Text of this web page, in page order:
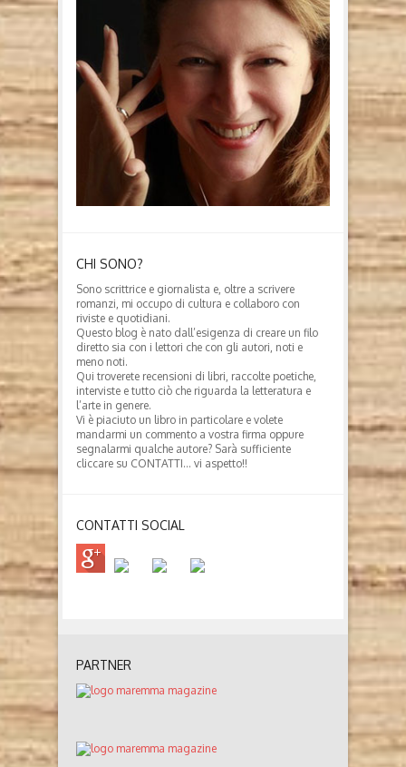
CHI SONO?
Sono scrittrice e giornalista e, oltre a scrivere
romanzi, mi occupo di cultura e collaboro con
riviste e quotidiani.
Questo blog è nato dall’esigenza di creare un filo
diretto sia con i lettori che con gli autori, noti e
meno noti.
Qui troverete recensioni di libri, raccolte poetiche,
interviste e tutto ciò che riguarda la letteratura e
l’arte in genere.
Vi è piaciuto un libro in particolare e volete
mandarmi un commento a vostra firma oppure
segnalarmi qualche autore? Sarà sufficiente
cliccare su CONTATTI… vi aspetto!!
CONTATTI SOCIAL
PARTNER